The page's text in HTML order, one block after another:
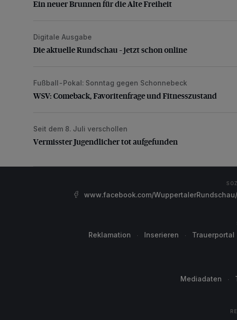
Ein neuer Brunnen für die Alte Freiheit
Die aktuelle Rundschau – jetzt schon online
Digitale Ausgabe
Die aktuelle Rundschau – jetzt schon online
WSV: Comeback, Favoritenfrage und Fitnesszustand
Fußball-Pokal: Sonntag gegen Schonnebeck
WSV: Comeback, Favoritenfrage und Fitnesszustand
Vermisster Jugendlicher tot aufgefunden
Seit dem 8. Juli verschollen
Vermisster Jugendlicher tot aufgefunden
www.facebook.com/WuppertalerRundschau/
Reklamation Inserieren Trauerportal
Mediadaten